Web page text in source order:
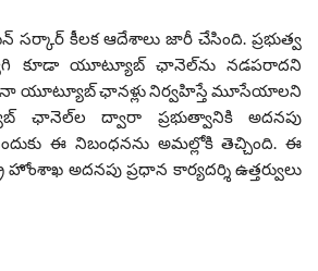
కీలక ఆదేశాలు జారీ చేసింది. ప్రభుత్వ
కూడా యూట్యూబ్ ఛానెల్‌ను నడపరాదని
యూట్యూబ్ ఛానళ్లు నిర్వహిస్తే మూసేయాలని
ఛానెల్‌ల ద్వారా ప్రభుత్వానికి అదనపు
ఈ నిబంధనను అమల్లోకి తెచ్చింది. ఈ
హోంశాఖ అదనపు ప్రధాన కార్యదర్శి ఉత్తర్వులు